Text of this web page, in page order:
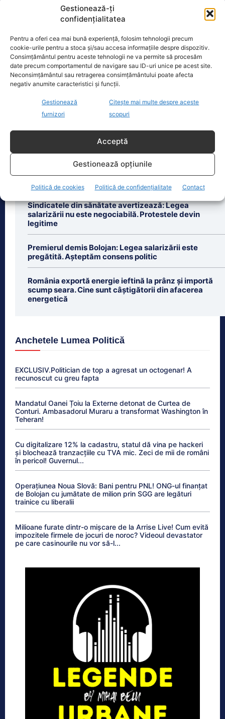
Gestionează-ți
confidențialitatea
Pentru a oferi cea mai bună experiență, folosim tehnologii precum
cookie-urile pentru a stoca și/sau accesa informațiile despre dispozitiv.
Consimțământul pentru aceste tehnologii ne va permite să procesăm
date precum comportamentul de navigare sau ID-uri unice pe acest site.
Neconsimțământul sau retragerea consimțământului poate afecta
negativ anumite caracteristici și funcții.
Gestionează
furnizori
Citește mai multe despre aceste
scopuri
Acceptă
Gestionează opțiunile
Politică de cookies Politică de confidențialitate Contact
Oficiul de Știri
Copil din Reghin, salvat după ce și-a prins mâna în
mașina…
Un copil de doar 2 ani din Reghin a
trecut printr-un moment dramatic,
vineri, după ce și-a prins mâna
[...]
Ultimele știri
Sindicatele din sănătate avertizează: Legea
salarizării nu este negociabilă. Protestele devin
legitime
Premierul demis Bolojan: Legea salarizării este
pregătită. Așteptăm consens politic
România exportă energie ieftină la prânz și importă
scump seara. Cine sunt câștigătorii din afacerea
energetică
Anchetele Lumea Politică
EXCLUSIV.Politician de top a agresat un octogenar! A
recunoscut cu greu fapta
Mandatul Oanei Țoiu la Externe detonat de Curtea de
Conturi. Ambasadorul Muraru a transformat Washington în
Teheran!
Cu digitalizare 12% la cadastru, statul dă vina pe hackeri
și blochează tranzacțiile cu TVA mic. Zeci de mii de români
în pericol! Guvernul...
Operațiunea Noua Slovă: Bani pentru PNL! ONG-ul finanțat
de Bolojan cu jumătate de milion prin SGG are legături
trainice cu liberalii
Milioane furate dintr-o mișcare de la Arrise Live! Cum evită
impozitele firmele de jocuri de noroc? Videoul devastator
pe care casinourile nu vor să-l...